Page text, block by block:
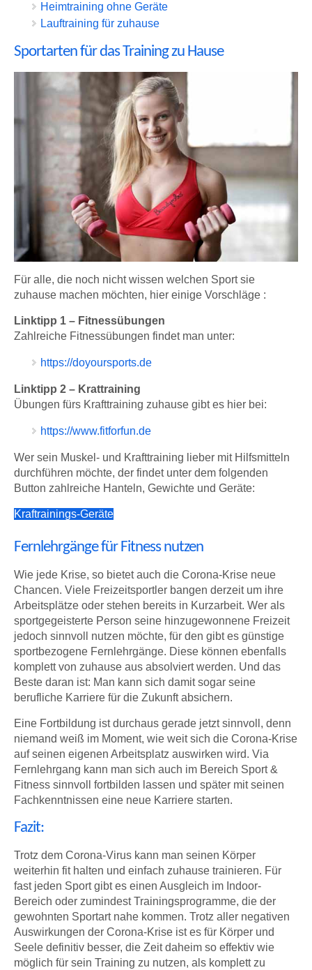
Heimtraining ohne Geräte
Lauftraining für zuhause
Sportarten für das Training zu Hause
Für alle, die noch nicht wissen welchen Sport sie
zuhause machen möchten, hier einige Vorschläge :
Linktipp 1 – Fitnessübungen
Zahlreiche Fitnessübungen findet man unter:
https://doyoursports.de
Linktipp 2 – Krattraining
Übungen fürs Krafttraining zuhause gibt es hier bei:
https://www.fitforfun.de
Wer sein Muskel- und Krafttraining lieber mit Hilfsmitteln
durchführen möchte, der findet unter dem folgenden
Button zahlreiche Hanteln, Gewichte und Geräte:
Kraftrainings-Geräte
Fernlehrgänge für Fitness nutzen
Wie jede Krise, so bietet auch die Corona-Krise neue
Chancen. Viele Freizeitsportler bangen derzeit um ihre
Arbeitsplätze oder stehen bereits in Kurzarbeit. Wer als
sportgegeisterte Person seine hinzugewonnene Freizeit
jedoch sinnvoll nutzen möchte, für den gibt es günstige
sportbezogene Fernlehrgänge. Diese können ebenfalls
komplett von zuhause aus absolviert werden. Und das
Beste daran ist: Man kann sich damit sogar seine
berufliche Karriere für die Zukunft absichern.
Eine Fortbildung ist durchaus gerade jetzt sinnvoll, denn
niemand weiß im Moment, wie weit sich die Corona-Krise
auf seinen eigenen Arbeitsplatz auswirken wird. Via
Fernlehrgang kann man sich auch im Bereich Sport &
Fitness sinnvoll fortbilden lassen und später mit seinen
Fachkenntnissen eine neue Karriere starten.
Fazit:
Trotz dem Corona-Virus kann man seinen Körper
weiterhin fit halten und einfach zuhause trainieren. Für
fast jeden Sport gibt es einen Ausgleich im Indoor-
Bereich oder zumindest Trainingsprogramme, die der
gewohnten Sportart nahe kommen. Trotz aller negativen
Auswirkungen der Corona-Krise ist es für Körper und
Seele definitiv besser, die Zeit daheim so effektiv wie
möglich für sein Training zu nutzen, als komplett zu